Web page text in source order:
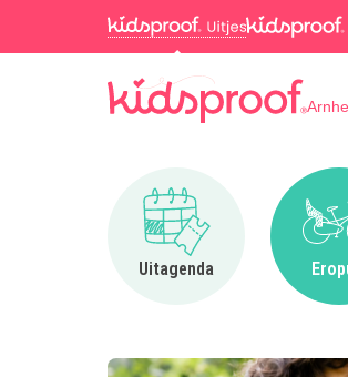
Uitagenda
Ga naar Uitagenda